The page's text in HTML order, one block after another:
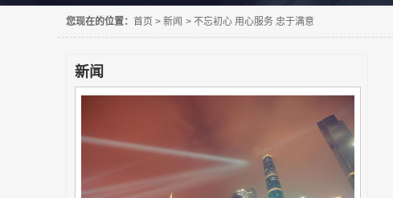
您现在的位置： 首页 > 新闻 > 不忘初心 用心服务 忠于满意
新闻